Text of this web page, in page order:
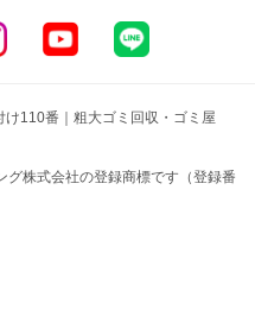
110番｜粗大ゴミ回収・ゴミ屋
グ株式会社の登録商標です（登録番